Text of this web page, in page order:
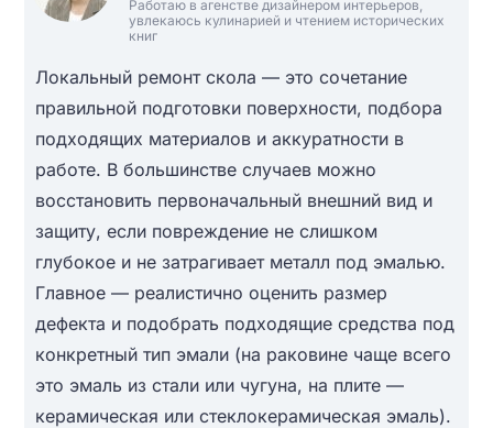
Работаю в агенстве дизайнером интерьеров,
увлекаюсь кулинарией и чтением исторических
книг
Локальный ремонт скола — это сочетание
правильной подготовки поверхности, подбора
подходящих материалов и аккуратности в
работе. В большинстве случаев можно
восстановить первоначальный внешний вид и
защиту, если повреждение не слишком
глубокое и не затрагивает металл под эмалью.
Главное — реалистично оценить размер
дефекта и подобрать подходящие средства под
конкретный тип эмали (на раковине чаще всего
это эмаль из стали или чугуна, на плите —
керамическая или стеклокерамическая эмаль).